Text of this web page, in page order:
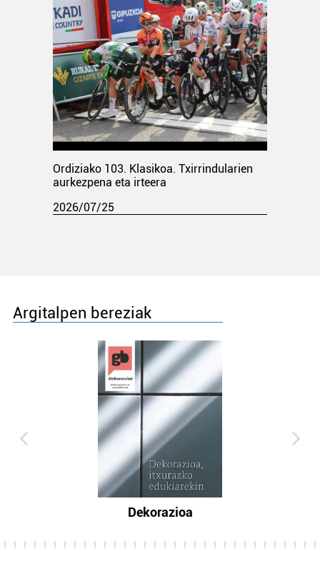
Ordiziako 103. Klasikoa. Txirrindularien
aurkezpena eta irteera
2026/07/25
Argitalpen bereziak
Dekorazioa